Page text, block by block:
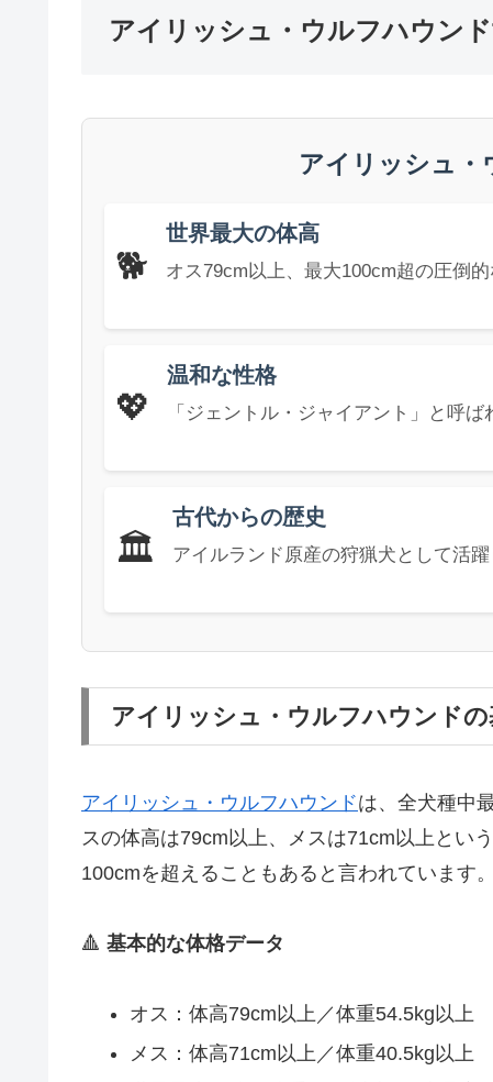
アイリッシュ・ウルフハウン
アイリッシュ・
🐕
世界最大の体高
オス79cm以上、最大100cm超の圧倒
💖
温和な性格
「ジェントル・ジャイアント」と呼ば
🏛️
古代からの歴史
アイルランド原産の狩猟犬として活
アイリッシュ・ウルフハウンド
アイリッシュ・ウルフハウンドは、全犬種中
スの体高は79cm以上、メスは71cm以上とい
100cmを超えることもあると言われています。
🔺 基本的な体格データ
オス：体高79cm以上／体重54.5kg以上
メス：体高71cm以上／体重40.5kg以上